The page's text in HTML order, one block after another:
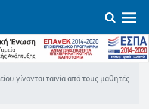
γίνονται ταινία από τους μαθητές